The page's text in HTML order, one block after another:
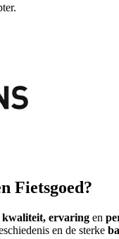
Fietsgoed?
kwaliteit, ervaring en
en de sterke